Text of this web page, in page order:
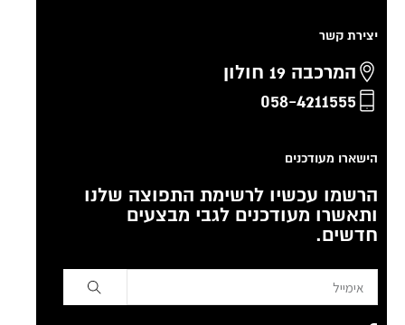
יצירת קשר
המרכבה 19 חולון
058-4211555
הישארו מעודכנים
הרשמו עכשיו לרשימת התפוצה שלנו
ותאשרו מעודכנים לגבי מבצעים
חדשים.